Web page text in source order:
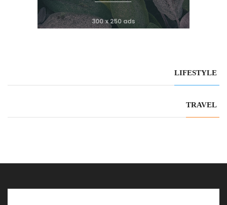
LIFESTYLE
TRAVEL